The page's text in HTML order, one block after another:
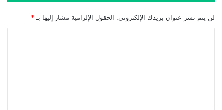
لن يتم نشر عنوان بريدك الإلكتروني. الحقول الإلزامية مشار إليها بـ *